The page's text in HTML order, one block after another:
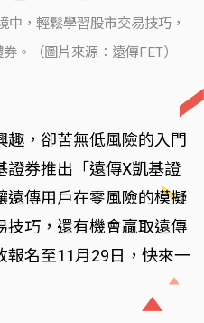
，輕鬆學習股市交易技巧，
。（圖片來源：遠傳FET）
，卻苦無低風險的入門
證券推出「遠傳X凱基證
遠傳用戶在零風險的模擬
技巧，還有機會贏取遠傳
報名至11月29日，快來一